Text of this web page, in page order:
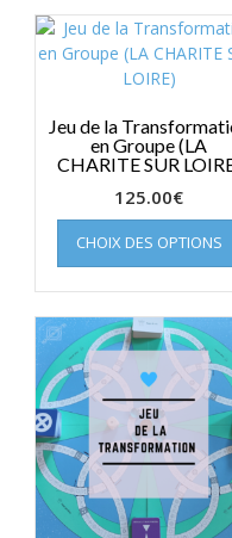
Jeu de la
en Groupe (LA
CHARITE SUR
125.00€
CHOIX DES OPTIONS